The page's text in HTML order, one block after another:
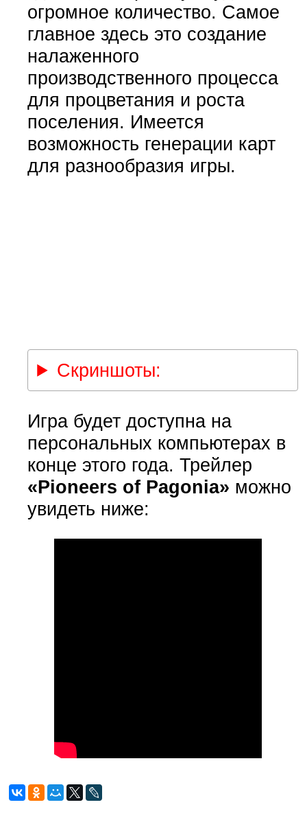
огромное количество. Самое
главное здесь это создание
налаженного
производственного процесса
для процветания и роста
поселения. Имеется
возможность генерации карт
для разнообразия игры.
Скриншоты:
Игра будет доступна на
персональных компьютерах в
конце этого года. Трейлер
«Pioneers of Pagonia» можно
увидеть ниже: